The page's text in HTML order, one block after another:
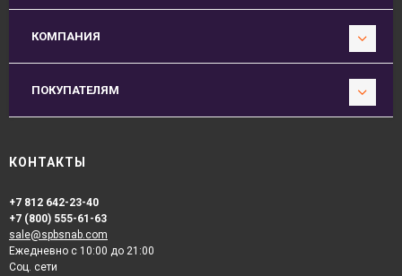
КОМПАНИЯ
ПОКУПАТЕЛЯМ
КОНТАКТЫ
+7 812 642-23-40
+7 (800) 555-61-63
sale@spbsnab.com
Ежедневно с 10:00 до 21:00
Соц. сети